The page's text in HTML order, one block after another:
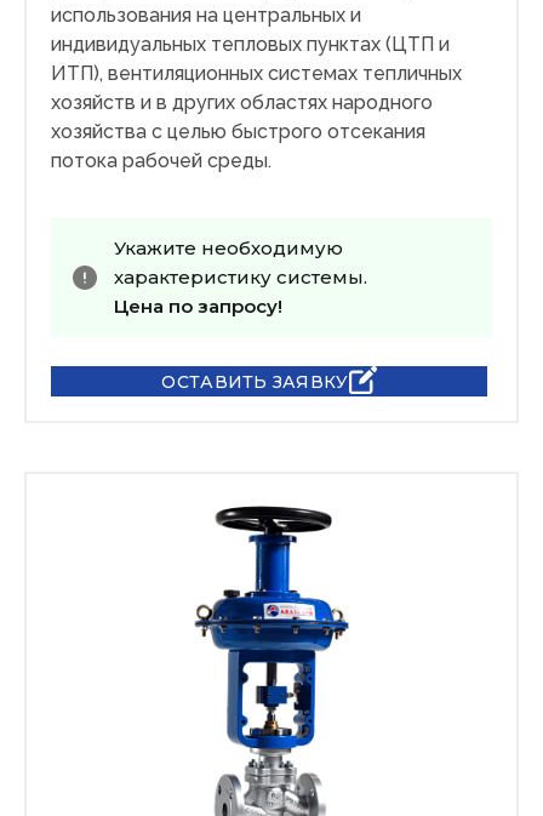
использования на центральных и
индивидуальных тепловых пунктах (ЦТП и
ИТП), вентиляционных системах тепличных
хозяйств и в других областях народного
хозяйства с целью быстрого отсекания
потока рабочей среды.
Укажите необходимую
характеристику системы.
Цена по запросу!
ОСТАВИТЬ ЗАЯВКУ